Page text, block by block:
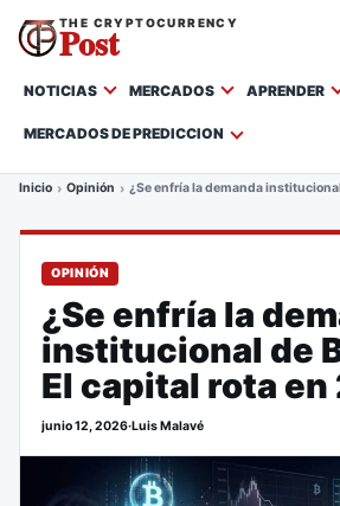
THE CRYPTOCURRENCY
Post
NOTICIAS MERCADOS APRENDER
MERCADOS DE PREDICCION
Inicio Opinión ¿Se enfría la demanda
OPINIÓN
¿Se enfría la
institucional de
El capital rota
junio 12, 2026·Luis Malavé